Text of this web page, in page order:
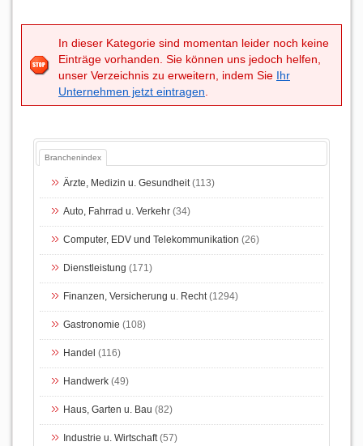
In dieser Kategorie sind momentan leider noch keine
Einträge vorhanden. Sie können uns jedoch helfen,
unser Verzeichnis zu erweitern, indem Sie Ihr
Unternehmen jetzt eintragen
Branchenindex
Ärzte, Medizin u. Gesundheit(113)
Auto, Fahrrad u. Verkehr (34)
Computer, EDV und Telekommunikation (26)
Dienstleistung (171)
Finanzen, Versicherung u. Recht(1294)
Gastronomie (108)
Handel (116)
Handwerk (49)
Haus, Garten u. Bau (82)
Industrie u. Wirtschaft(57)